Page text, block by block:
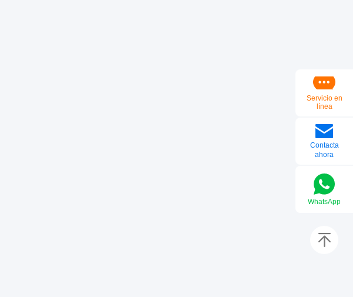
Servicio en
línea
Contacta
ahora
WhatsApp